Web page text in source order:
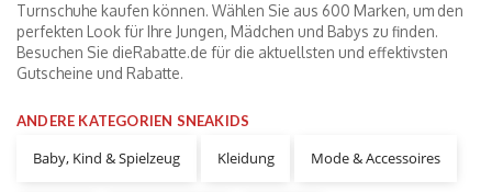
Turnschuhe kaufen können. Wählen Sie aus 600 Marken, um den
perfekten Look für Ihre Jungen, Mädchen und Babys zu finden.
Besuchen Sie dieRabatte.de für die aktuellsten und effektivsten
Gutscheine und Rabatte.
ANDERE KATEGORIEN SNEAKIDS
Baby, Kind & Spielzeug Kleidung Mode & Accessoires